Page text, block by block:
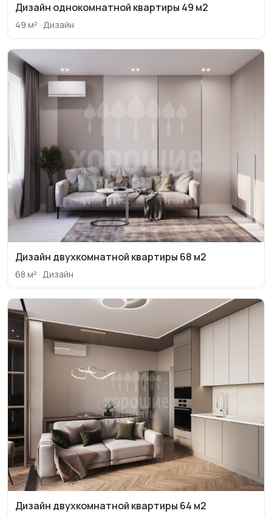
Дизайн однокомнатной квартиры 49 м2
49 м² · Дизайн
Дизайн двухкомнатной квартиры 68 м2
68 м² · Дизайн
Дизайн двухкомнатной квартиры 64 м2